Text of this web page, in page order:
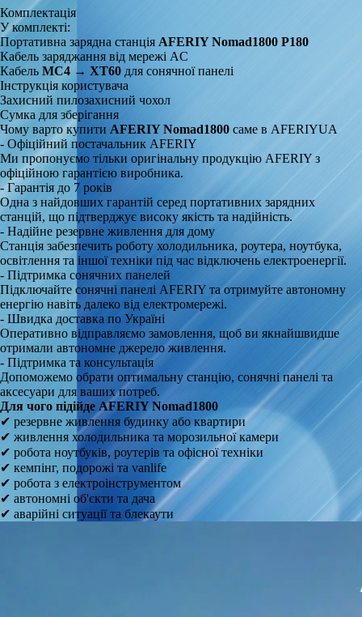
Комплектація
У комплекті:
Портативна зарядна станція AFERIY Nomad1800 P180
Кабель заряджання від мережі AC
Кабель MC4 → XT60 для сонячної панелі
Інструкція користувача
Захисний пилозахисний чохол
Сумка для зберігання
Чому варто купити AFERIY Nomad1800 саме в AFERIYUA
- Офіційний постачальник AFERIY
Ми пропонуємо тільки оригінальну продукцію AFERIY з
офіційною гарантією виробника.
- Гарантія до 7 років
Одна з найдовших гарантій серед портативних зарядних
станцій, що підтверджує високу якість та надійність.
- Надійне резервне живлення для дому
Станція забезпечить роботу холодильника, роутера, ноутбука,
освітлення та іншої техніки під час відключень електроенергії.
- Підтримка сонячних панелей
Підключайте сонячні панелі AFERIY та отримуйте автономну
енергію навіть далеко від електромережі.
- Швидка доставка по Україні
Оперативно відправляємо замовлення, щоб ви якнайшвидше
отримали автономне джерело живлення.
- Підтримка та консультація
Допоможемо обрати оптимальну станцію, сонячні панелі та
аксесуари для ваших потреб.
Для чого підійде AFERIY Nomad1800
✔ резервне живлення будинку або квартири
✔ живлення холодильника та морозильної камери
✔ робота ноутбуків, роутерів та офісної техніки
✔ кемпінг, подорожі та vanlife
✔ робота з електроінструментом
✔ автономні об'єкти та дача
✔ аварійні ситуації та блекаути